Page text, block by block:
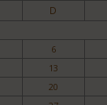
D
6
13
20